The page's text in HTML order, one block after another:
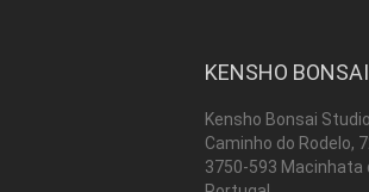
KENSHO
Kensho Bonsai Studio
Caminho do Rodelo,
3750-593 Macinhata